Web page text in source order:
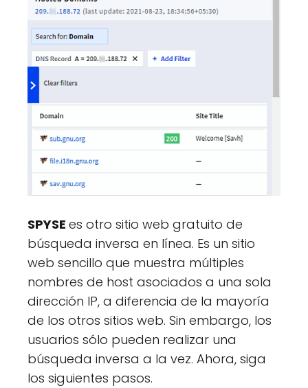
SPYSE es otro sitio web gratuito de
búsqueda inversa en línea. Es un sitio
web sencillo que muestra múltiples
nombres de host asociados a una sola
dirección IP, a diferencia de la mayoría
de los otros sitios web. Sin embargo, los
usuarios sólo pueden realizar una
búsqueda inversa a la vez. Ahora, siga
los siguientes pasos.